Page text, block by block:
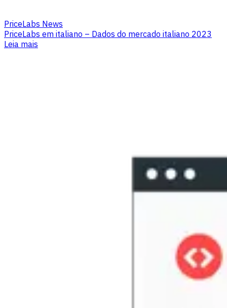
PriceLabs News
PriceLabs em italiano – Dados do mercado italiano 2023
Leia mais